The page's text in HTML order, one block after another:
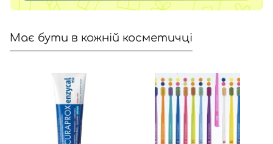
Має бути в кожній косметичці